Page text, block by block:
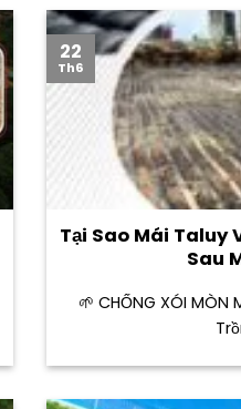
Tại Sao Mái Taluy
Sau
🌱 CHỐNG XÓI
22
Th6